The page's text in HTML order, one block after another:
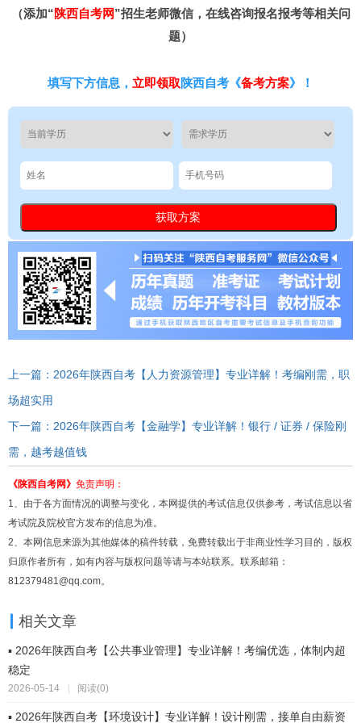
（添加“陕西自考网”招生老师微信，在线咨询报名报考等相关问
题）
填写下方信息， 立即领取陕西自考《备考方案》！
上一篇：2026年陕西自考【人力资源管理】专业详解！考编刚需，职
场超实用
下一篇：2026年陕西自考【金融学】专业详解！银行 / 证券 / 保险刚
需，越考越值钱
《陕西自考网》 免责声明：
1、由于各方面情况的调整与变化，本网提供的考试信息仅供参考，考试信息以省
考试院及院校官方发布的信息为准。
2、本网信息来源为其他媒体的稿件转载，免费转载出于非商业性学习目的，版权
归原作者所有，如有内容与版权问题等请与本站联系。联系邮箱：
812379481@qq.com。
相关文章
▪ 2026年陕西自考【公共事业管理】专业详解！考编优选，体制内超
稳定
2026-05-14 阅读(0)
▪ 2026年陕西自考【环境设计】专业详解！设计刚需，接单自由薪资